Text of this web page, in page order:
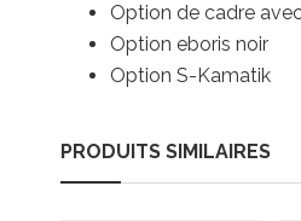
Option de cadre
Option eboris noir
Option S-Kamatik
PRODUITS SIMILAIRES